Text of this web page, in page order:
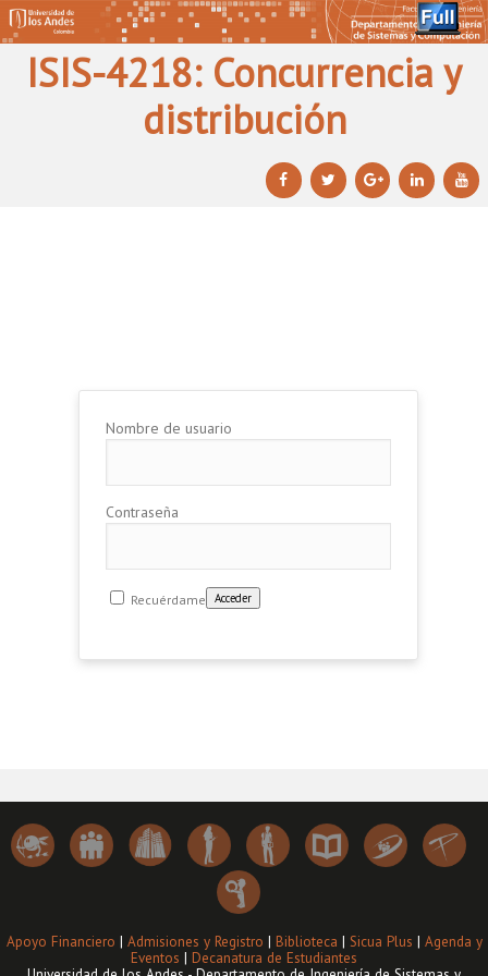
ISIS-4218: Concurrencia y
distribución
Nombre de usuario
Contraseña
Recuérdame
Apoyo Financiero | Admisiones y Registro | Biblioteca | Sicua Plus | Agenda y
Eventos | Decanatura de Estudiantes